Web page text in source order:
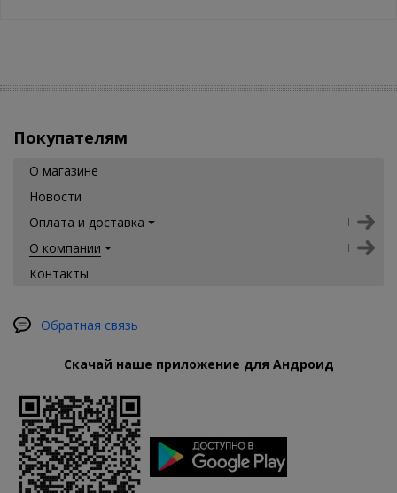
Покупателям
О магазине
Новости
Оплата и доставка
О компании
Контакты
Обратная связь
Скачай наше приложение для Андроид